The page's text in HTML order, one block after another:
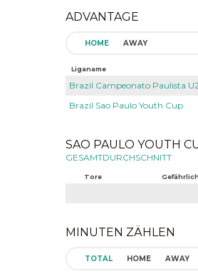
ADVANTAGE
HOME AWAY
Liganame
Brazil Campeonato Paulista
Brazil Sao Paulo Youth Cup
SAO PAULO YOUTH
GESAMTDURCHSCHNITT
Tore
MINUTEN ZÄHLEN
TOTAL HOME AWAY